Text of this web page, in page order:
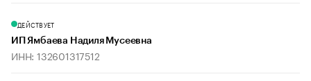
ДЕЙСТВУЕТ
ИП Ямбаева Надиля Мусеевна
ИНН: 132601317512